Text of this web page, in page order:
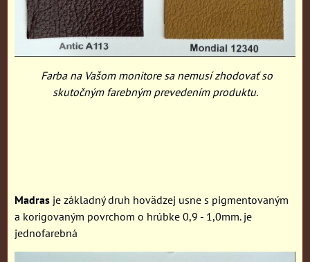
Farba na Vašom monitore sa nemusí zhodovať so
skutočným farebným prevedením produktu.
Madras je základný druh hovädzej usne s pigmentovaným
a korigovaným povrchom o hrúbke 0,9 - 1,0mm. je
jednofarebná